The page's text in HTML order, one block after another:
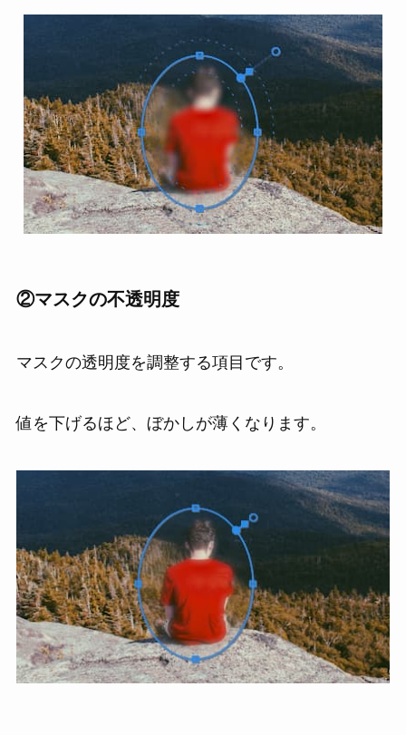
②マスクの不透明度
マスクの透明度を調整する項目です。
値を下げるほど、ぼかしが薄くなります。